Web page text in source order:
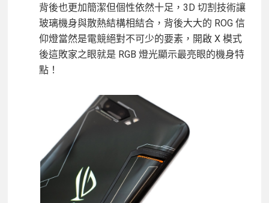
背後也更加簡潔但個性依然十足，3D 切割技術讓
玻璃機身與散熱結構相結合，背後大大的 ROG 信
仰燈當然是電競絕對不可少的要素，開啟 X 模式
後這敗家之眼就是 RGB 燈光顯示最亮眼的機身特
點！